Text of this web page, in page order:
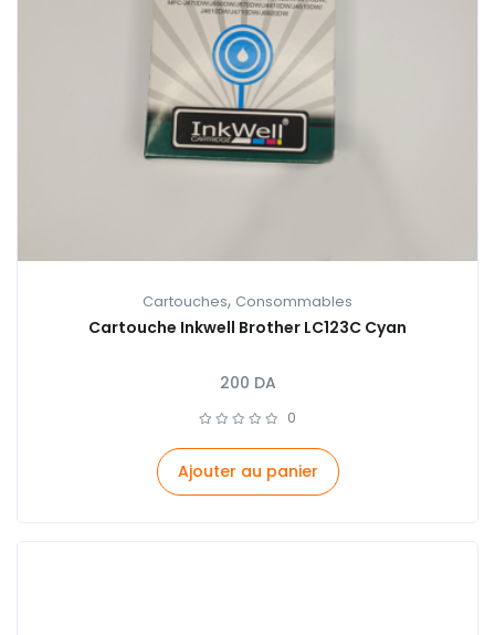
Cartouches, Consommables
Cartouche Inkwell Brother LC123C Cyan
200 DA
0
Ajouter au panier